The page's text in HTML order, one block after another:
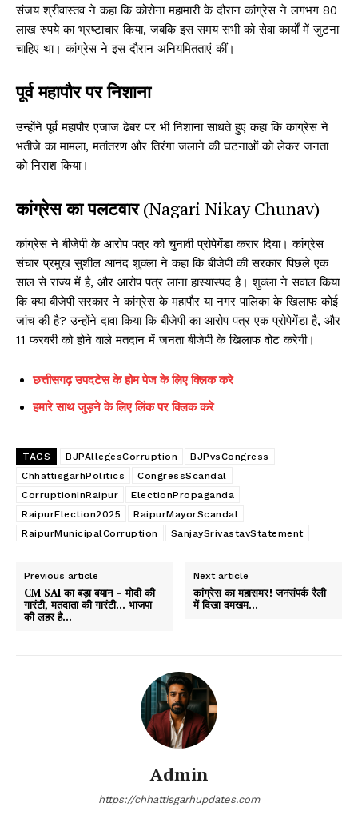
संजय श्रीवास्तव ने कहा कि कोरोना महामारी के दौरान कांग्रेस ने लगभग 80
लाख रुपये का भ्रष्टाचार किया, जबकि इस समय सभी को सेवा कार्यों में जुटना
चाहिए था। कांग्रेस ने इस दौरान अनियमितताएं कीं।
पूर्व महापौर पर निशाना
उन्होंने पूर्व महापौर एजाज ढेबर पर भी निशाना साधते हुए कहा कि कांग्रेस ने
भतीजे का मामला, मतांतरण और तिरंगा जलाने की घटनाओं को लेकर जनता
को निराश किया।
कांग्रेस का पलटवार(Nagari Nikay Chunav)
कांग्रेस ने बीजेपी के आरोप पत्र को चुनावी प्रोपेगेंडा करार दिया। कांग्रेस
संचार प्रमुख सुशील आनंद शुक्ला ने कहा कि बीजेपी की सरकार पिछले एक
साल से राज्य में है, और आरोप पत्र लाना हास्यास्पद है। शुक्ला ने सवाल किया
कि क्या बीजेपी सरकार ने कांग्रेस के महापौर या नगर पालिका के खिलाफ कोई
जांच की है? उन्होंने दावा किया कि बीजेपी का आरोप पत्र एक प्रोपेगेंडा है, और
11 फरवरी को होने वाले मतदान में जनता बीजेपी के खिलाफ वोट करेगी।
छत्तीसगढ़ उपदटेस के होम पेज के लिए क्लिक करे
हमारे साथ जुड़ने के लिए लिंक पर क्लिक करे
TAGS BJPAllegesCorruption
BJPvsCongress
ChhattisgarhPolitics
CongressScandal
CorruptionInRaipur
ElectionPropaganda
RaipurElection2025
RaipurMayorScandal
RaipurMunicipalCorruption
SanjaySrivastavStatement
Previous article
CM SAI का बड़ा बयान – मोदी की
गारंटी, मतदाता की गारंटी… भाजपा
की लहर है…
Next article
कांग्रेस का महासमर! जनसंपर्क रैली
में दिखा दमखम…
Admin
https://chhattisgarhupdates.com